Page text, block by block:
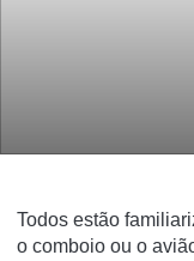
Todos estão
o comboio ou o